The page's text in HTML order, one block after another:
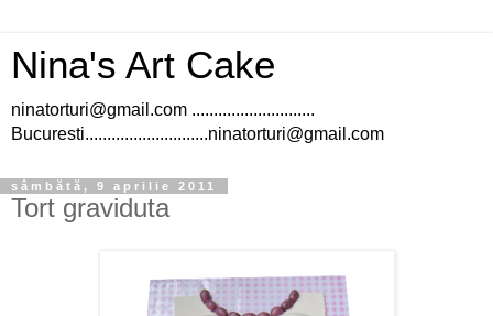
Nina's Art Cake
ninatorturi@gmail.com ............................
Bucuresti............................ninatorturi@gmail.com
sâmbătă, 9 aprilie 2011
Tort graviduta